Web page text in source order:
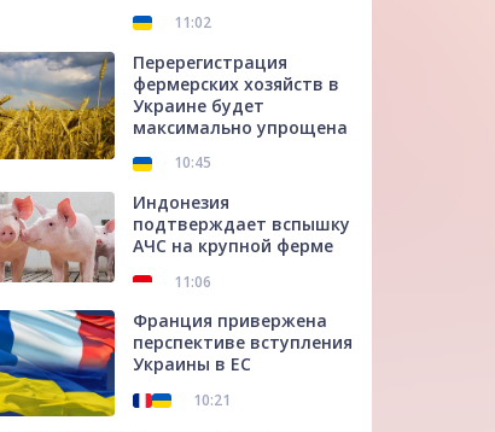
11:02
Перерегистрация
фермерских хозяйств в
Украине будет
максимально упрощена
10:45
Индонезия
подтверждает вспышку
АЧС на крупной ферме
11:06
Франция привержена
перспективе вступления
Украины в ЕС
10:21